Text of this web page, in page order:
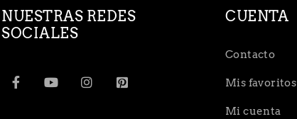
NUESTRAS REDES
SOCIALES
CUENTA
Contacto
Mis favoritos
Mi cuenta